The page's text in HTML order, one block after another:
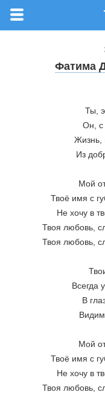
Фатима
Ты,
Он, с
Жизнь,
Из
Мой
Твоё имя с
Не хочу в
Твоя любовь,
Твоя любовь,
Всегда
В
Мой
Твоё имя с
Не хочу в
Твоя любовь,